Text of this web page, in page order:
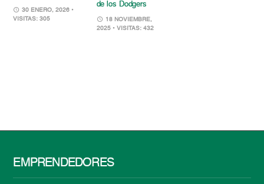
30 ENERO, 2026 •
VISITAS: 305
de los Dodgers
18 NOVIEMBRE,
2025 • VISITAS: 432
EMPRENDEDORES